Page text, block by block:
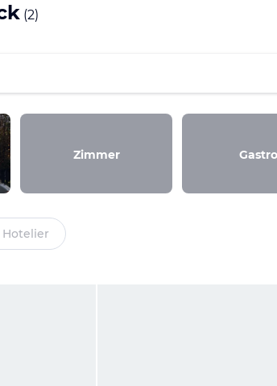
(2)
Zimmer Gastro
Hotelier